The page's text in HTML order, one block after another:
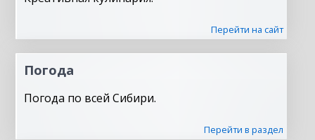
Перейти на сайт
Погода
Погода по всей Сибири.
Перейти в раздел